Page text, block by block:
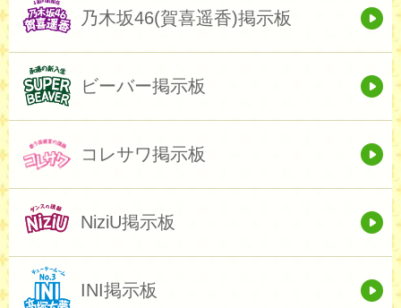
乃木坂46(賀喜遥香)掲示板
ビーバー掲示板
コレサワ掲示板
NiziU掲示板
INI掲示板